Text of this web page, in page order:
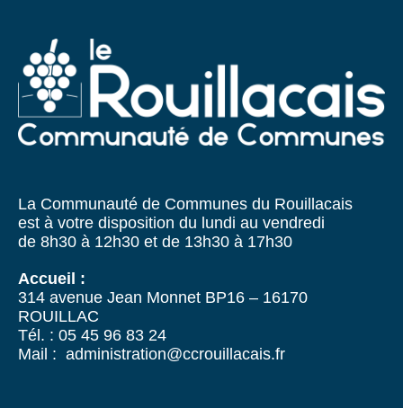
La Communauté de Communes du Rouillacais
est à votre disposition du lundi au vendredi
de 8h30 à 12h30 et de 13h30 à 17h30
Accueil :
314 avenue Jean Monnet BP16 – 16170
ROUILLAC
Tél. : 05 45 96 83 24
Mail : administration@ccrouillacais.fr